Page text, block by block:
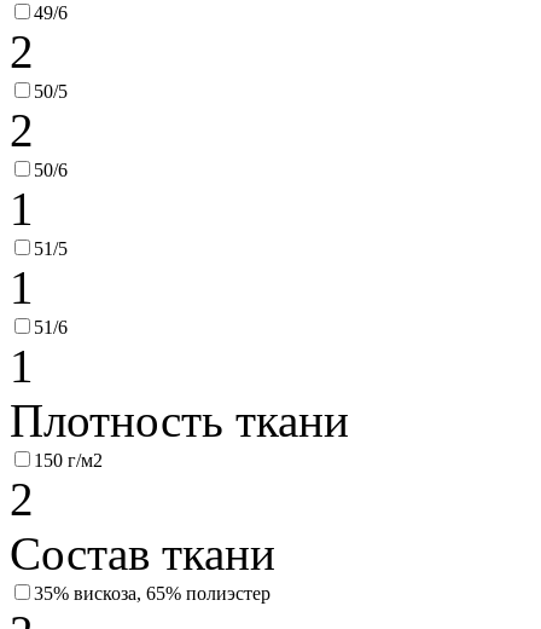
49/6
2
50/5
2
50/6
1
51/5
1
51/6
1
Плотность ткани
150 г/м2
2
Состав ткани
35% вискоза, 65% полиэстер